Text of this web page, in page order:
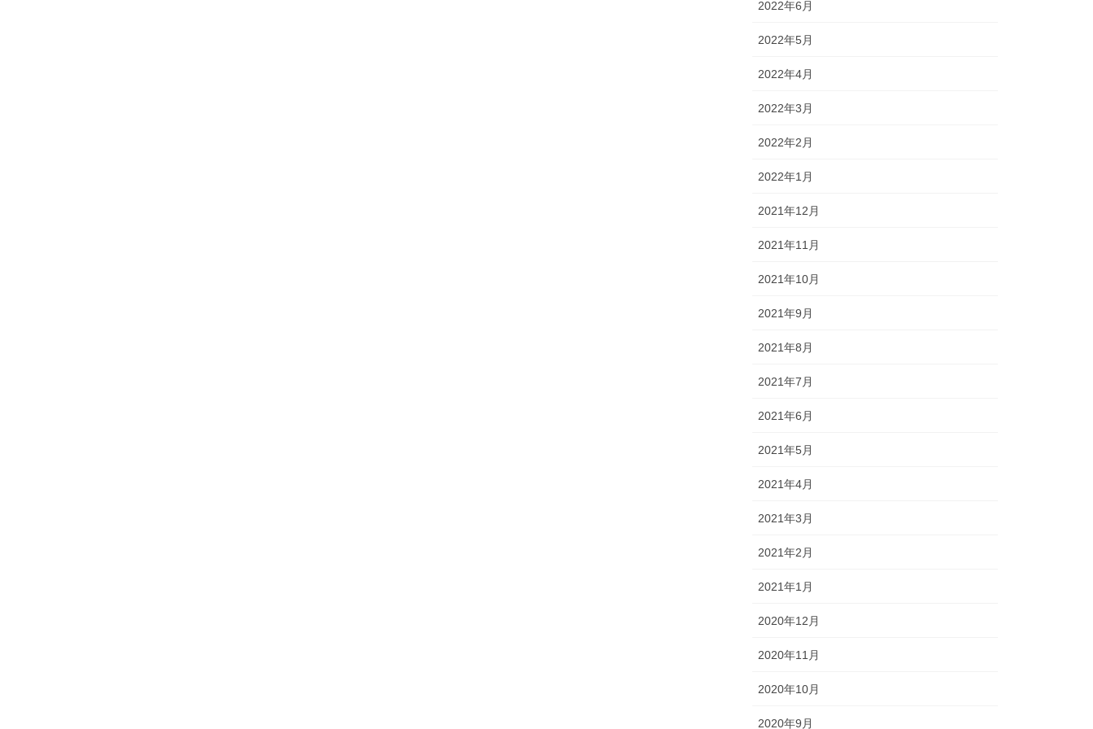
2022年6月
2022年5月
2022年4月
2022年3月
2022年2月
2022年1月
2021年12月
2021年11月
2021年10月
2021年9月
2021年8月
2021年7月
2021年6月
2021年5月
2021年4月
2021年3月
2021年2月
2021年1月
2020年12月
2020年11月
2020年10月
2020年9月